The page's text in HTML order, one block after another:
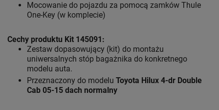
Mocowanie do pojazdu za pomocą zamków Thule
One-Key (w komplecie)
Cechy produktu Kit 145091:
Zestaw dopasowujący (kit) do montażu
uniwersalnych stóp bagażnika do konkretnego
modelu auta.
Przeznaczony do modelu Toyota Hilux 4-dr Double
Cab 05-15 dach normalny